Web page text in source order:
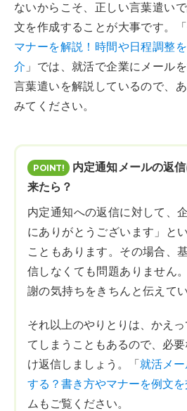
ないからこそ、正しい言葉遣い
文を作成することが大事です。「
マナーを解説！時間や日程調整
介 」では、就活で企業にメール
言葉遣いを解説しているので、
みてください。
内定通知メールの返
来たら？
内定通知への返信に対して、
にありがとうございます」と
こともあります。その場合、
信しなくても問題ありません
謝の気持ちをきちんと伝えて
それ以上のやりとりは、かえ
てしまうこともあるので、必
け返信しましょう。「就活メ
する？書き方やマナーを例文
ムもご覧ください。